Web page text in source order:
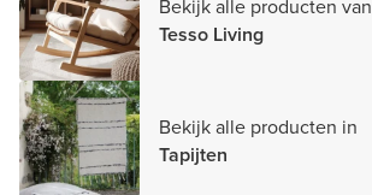
Bekijk alle producten van
Tesso Living
Bekijk alle producten in
Tapijten